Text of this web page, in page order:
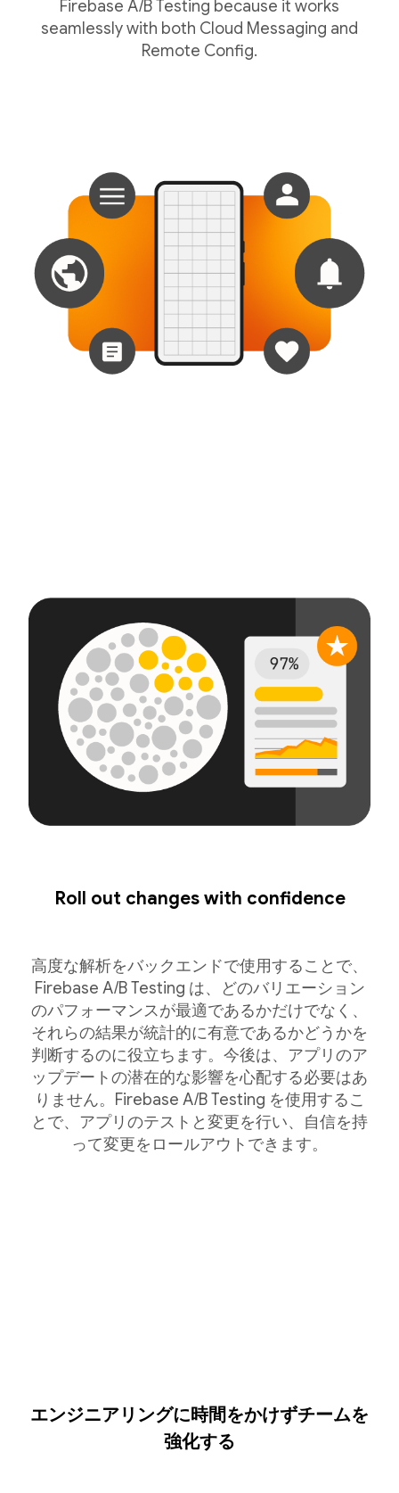
Firebase A/B Testing because it works
seamlessly with both Cloud Messaging and
Remote Config.
Roll out changes with confidence
高度な解析をバックエンドで使用することで、
Firebase A/B Testing は、どのバリエーション
のパフォーマンスが最適であるかだけでなく、
それらの結果が統計的に有意であるかどうかを
判断するのに役立ちます。今後は、アプリのア
ップデートの潜在的な影響を心配する必要はあ
りません。Firebase A/B Testing を使用するこ
とで、アプリのテストと変更を行い、自信を持
って変更をロールアウトできます。
エンジニアリングに時間をかけずチームを
強化する